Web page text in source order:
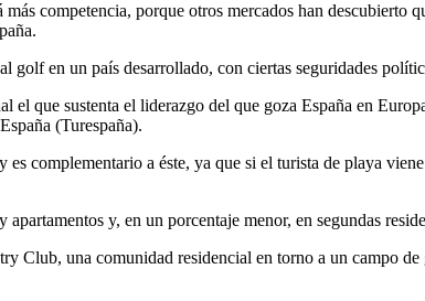
competencia, porque otros mercados han descubierto
en un país desarrollado, con ciertas seguridades
que sustenta el liderazgo del que goza España en
(Turespaña).
complementario a éste, ya que si el turista de playa
y, en un porcentaje menor, en segundas
Club, una comunidad residencial en torno a un campo